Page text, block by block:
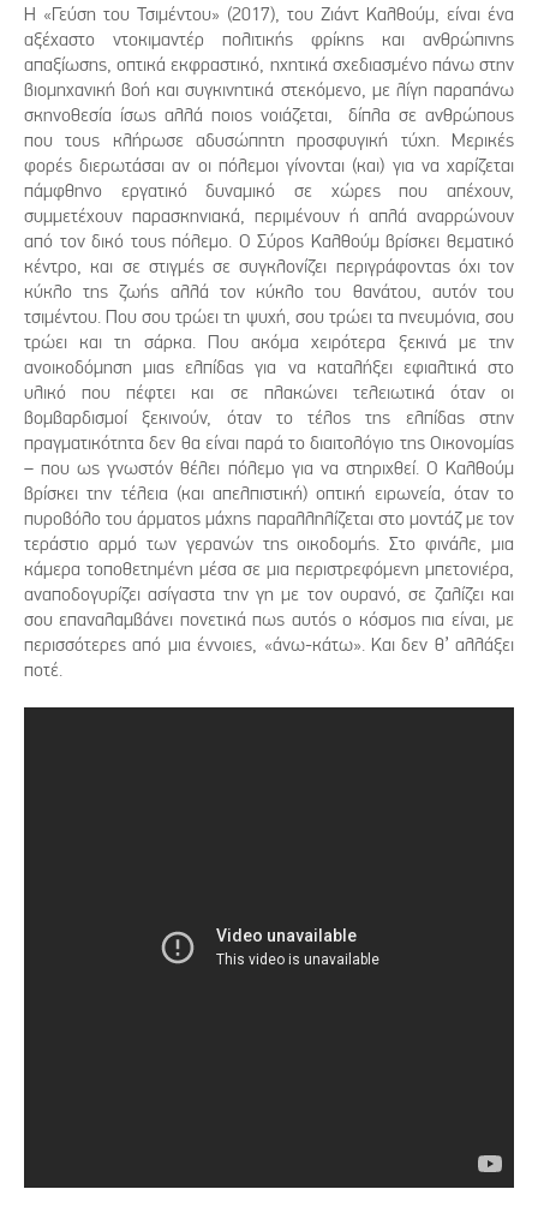
Η «Γεύση του Τσιμέντου» (2017), του Ζιάντ Καλθούμ, είναι ένα
αξέχαστο ντοκιμαντέρ πολιτικής φρίκης και ανθρώπινης
απαξίωσης, οπτικά εκφραστικό, ηχητικά σχεδιασμένο πάνω στην
βιομηχανική βοή και συγκινητικά στεκόμενο, με λίγη παραπάνω
σκηνοθεσία ίσως αλλά ποιος νοιάζεται, δίπλα σε ανθρώπους
που τους κλήρωσε αδυσώπητη προσφυγική τύχη. Μερικές
φορές διερωτάσαι αν οι πόλεμοι γίνονται (και) για να χαρίζεται
πάμφθηνο εργατικό δυναμικό σε χώρες που απέχουν,
συμμετέχουν παρασκηνιακά, περιμένουν ή απλά αναρρώνουν
από τον δικό τους πόλεμο. Ο Σύρος Καλθούμ βρίσκει θεματικό
κέντρο, και σε στιγμές σε συγκλονίζει περιγράφοντας όχι τον
κύκλο της ζωής αλλά τον κύκλο του θανάτου, αυτόν του
τσιμέντου. Που σου τρώει τη ψυχή, σου τρώει τα πνευμόνια, σου
τρώει και τη σάρκα. Που ακόμα χειρότερα ξεκινά με την
ανοικοδόμηση μιας ελπίδας για να καταλήξει εφιαλτικά στο
υλικό που πέφτει και σε πλακώνει τελειωτικά όταν οι
βομβαρδισμοί ξεκινούν, όταν το τέλος της ελπίδας στην
πραγματικότητα δεν θα είναι παρά το διαιτολόγιο της Οικονομίας
– που ως γνωστόν θέλει πόλεμο για να στηριχθεί. Ο Καλθούμ
βρίσκει την τέλεια (και απελπιστική) οπτική ειρωνεία, όταν το
πυροβόλο του άρματος μάχης παραλληλίζεται στο μοντάζ με τον
τεράστιο αρμό των γερανών της οικοδομής. Στο φινάλε, μια
κάμερα τοποθετημένη μέσα σε μια περιστρεφόμενη μπετονιέρα,
αναποδογυρίζει ασίγαστα την γη με τον ουρανό, σε ζαλίζει και
σου επαναλαμβάνει πονετικά πως αυτός ο κόσμος πια είναι, με
περισσότερες από μια έννοιες, «άνω-κάτω». Και δεν θ’ αλλάξει
ποτέ.